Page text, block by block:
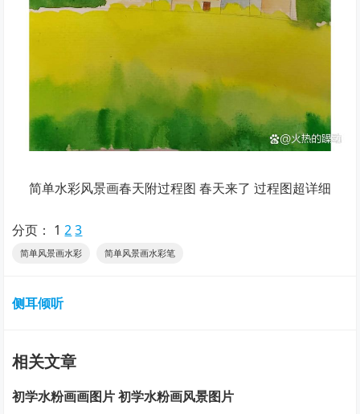
简单水彩风景画春天附过程图 春天来了 过程图超详细
分页： 1 2 3
简单风景画水彩 简单风景画水彩笔
侧耳倾听
相关文章
初学水粉画画图片 初学水粉画风景图片